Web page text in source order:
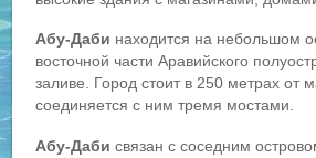
Абу-Даби находится на небольшом
восточной части Аравийского
заливе. Город стоит в 250 метрах от
соединяется с ним тремя мостами.
Абу-Даби связан с соседним